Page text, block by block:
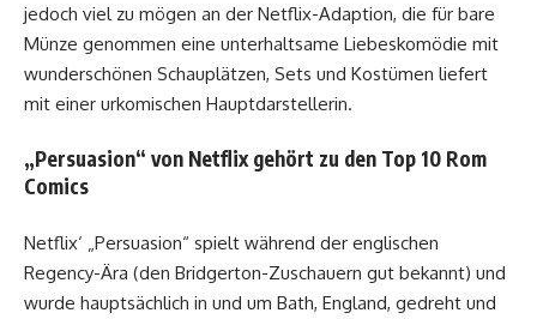
jedoch viel zu mögen an der Netflix-Adaption, die für bare
Münze genommen eine unterhaltsame Liebeskomödie mit
wunderschönen Schauplätzen, Sets und Kostümen liefert
mit einer urkomischen Hauptdarstellerin.
„Persuasion“ von Netflix gehört zu den Top 10 Rom
Comics
Netflix‘ „Persuasion“ spielt während der englischen
Regency-Ära (den Bridgerton-Zuschauern gut bekannt) und
wurde hauptsächlich in und um Bath, England, gedreht und